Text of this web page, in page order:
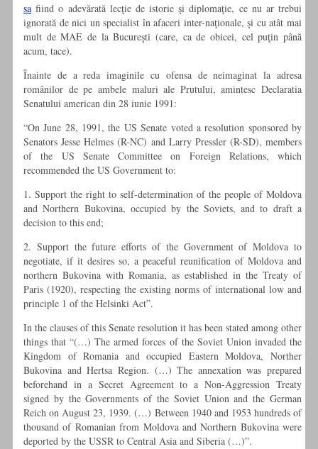
sa fiind o adevărată lecţie de istorie şi diplomaţie, ce nu ar trebui
ignorată de nici un specialist în afaceri inter-naţionale, şi cu atât mai
mult de MAE de la Bucureşti (care, ca de obicei, cel puţin până
acum, tace).
Înainte de a reda imaginile cu ofensa de neimaginat la adresa
românilor de pe ambele maluri ale Prutului, amintesc Declaratia
Senatului american din 28 iunie 1991:
“On June 28, 1991, the US Senate voted a resolution sponsored by
Senators Jesse Helmes (R-NC) and Larry Pressler (R-SD), members
of the US Senate Committee on Foreign Relations, which
recommended the US Government to:
1. Support the right to self-determination of the people of Moldova
and Northern Bukovina, occupied by the Soviets, and to draft a
decision to this end;
2. Support the future efforts of the Government of Moldova to
negotiate, if it desires so, a peaceful reunification of Moldova and
northern Bukovina with Romania, as established in the Treaty of
Paris (1920), respecting the existing norms of international low and
principle 1 of the Helsinki Act”.
In the clauses of this Senate resolution it has been stated among other
things that “(…) The armed forces of the Soviet Union invaded the
Kingdom of Romania and occupied Eastern Moldova, Norther
Bukovina and Hertsa Region. (…) The annexation was prepared
beforehand in a Secret Agreement to a Non-Aggression Treaty
signed by the Governments of the Soviet Union and the German
Reich on August 23, 1939. (…) Between 1940 and 1953 hundreds of
thousand of Romanian from Moldova and Northern Bukovina were
deported by the USSR to Central Asia and Siberia (…)”.